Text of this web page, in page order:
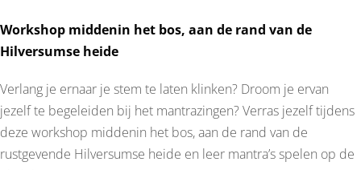
Workshop middenin het bos, aan de rand van de
Hilversumse heide
Verlang je ernaar je stem te laten klinken? Droom je ervan
jezelf te begeleiden bij het mantrazingen? Verras jezelf tijdens
deze workshop middenin het bos, aan de rand van de
rustgevende Hilversumse heide en leer mantra’s spelen op de